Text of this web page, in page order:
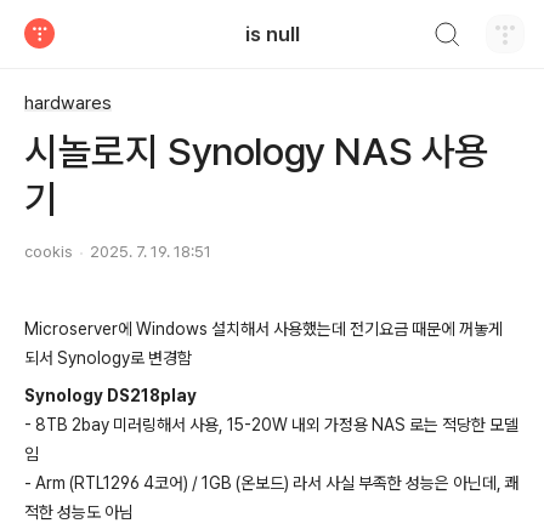
is null
hardwares
시놀로지 Synology NAS 사용
기
cookis 2025. 7. 19. 18:51
Microserver에 Windows 설치해서 사용했는데 전기요금 때문에 꺼놓게
되서 Synology로 변경함
Synology DS218play
- 8TB 2bay 미러링해서 사용, 15-20W 내외 가정용 NAS 로는 적당한 모델
임
- Arm (RTL1296 4코어) / 1GB (온보드) 라서 사실 부족한 성능은 아닌데, 쾌
적한 성능도 아님